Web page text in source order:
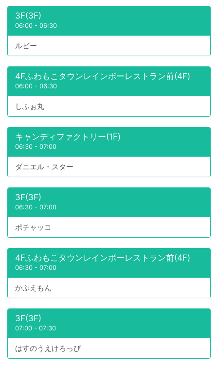
3F(3F)
06:00 - 06:30
ルビー
4Fふわもこタウンレインボーレストラン前(4F)
06:00 - 06:30
しふぉ丸
キャンディファクトリー(1F)
06:30 - 07:00
ダニエル・スター
3F(3F)
06:30 - 07:00
ポチャッコ
4Fふわもこタウンレインボーレストラン前(4F)
06:30 - 07:00
かぷえもん
3F(3F)
07:00 - 07:30
はすのうえけろっぴ